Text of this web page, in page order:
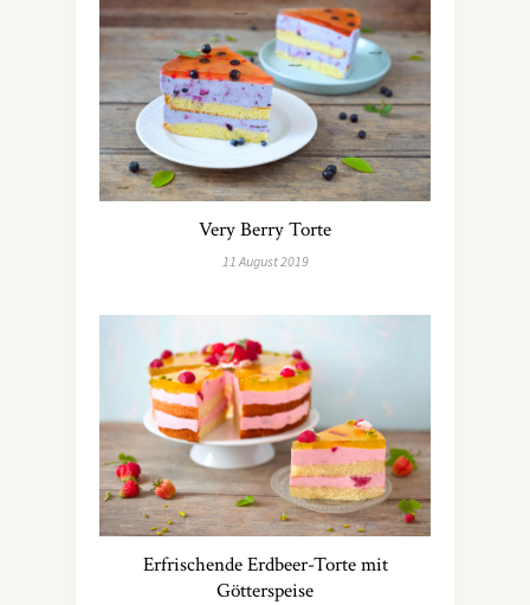
Very Berry Torte
11 August 2019
Erfrischende Erdbeer-Torte mit
Götterspeise